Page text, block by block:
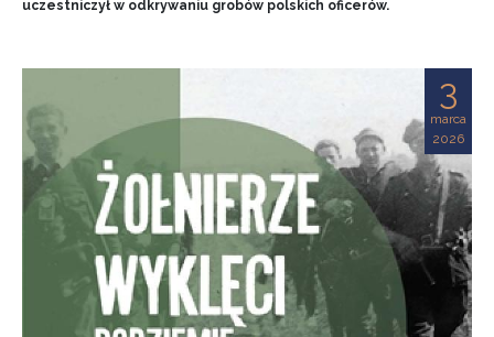
uczestniczył w odkrywaniu grobów polskich oficerów.
3
marca
2026